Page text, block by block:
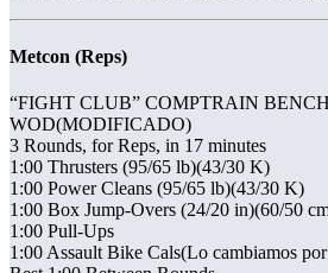
Metcon (Reps)
“FIGHT CLUB” COMPTRAIN
WOD(MODIFICADO)
3 Rounds, for Reps, in 17 minutes
1:00 Thrusters (95/65 lb)(43/30 K)
1:00 Power Cleans (95/65 lb)(43/30 K)
1:00 Box Jump-Overs (24/20 in)(60/50
1:00 Pull-Ups
1:00 Assault Bike Cals(Lo cambiamos